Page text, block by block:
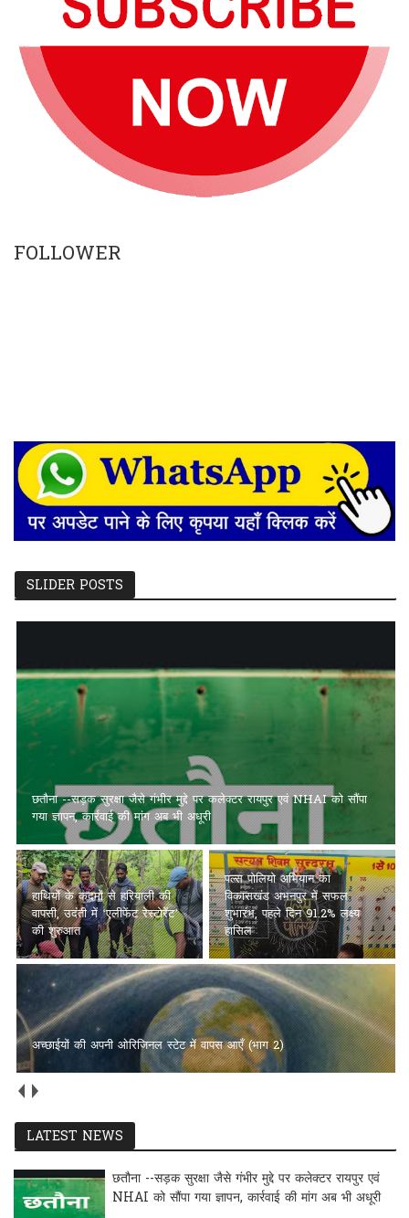
FOLLOWER
SLIDER POSTS
छतौना --सड़क सुरक्षा जैसे गंभीर मुद्दे पर कलेक्टर रायपुर एवं NHAI को सौंपा
गया ज्ञापन, कार्रवाई की मांग अब भी अधूरी
हाथियों के कदमों से हरियाली की
वापसी, उदंती में ‘एलीफेंट रेस्टोरेंट’
की शुरुआत
पल्स पोलियो अभियान का
विकासखंड अभनपुर में सफल
शुभारंभ, पहले दिन 91.2% लक्ष्य
हासिल
अच्छाईयों की अपनी ओरिजिनल स्टेट में वापस आएँ (भाग 2)
LATEST NEWS
छतौना --सड़क सुरक्षा जैसे गंभीर मुद्दे पर कलेक्टर रायपुर एवं
NHAI को सौंपा गया ज्ञापन, कार्रवाई की मांग अब भी अधूरी